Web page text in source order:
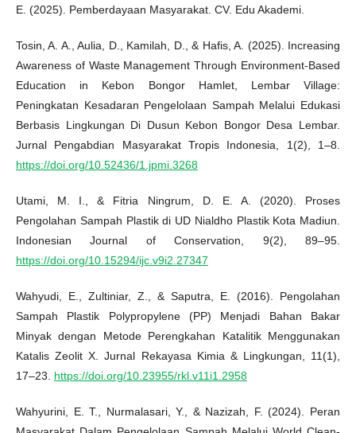
E. (2025). Pemberdayaan Masyarakat. CV. Edu Akademi.
Tosin, A. A., Aulia, D., Kamilah, D., & Hafis, A. (2025). Increasing
Awareness of Waste Management Through Environment-Based
Education in Kebon Bongor Hamlet, Lembar Village:
Peningkatan Kesadaran Pengelolaan Sampah Melalui Edukasi
Berbasis Lingkungan Di Dusun Kebon Bongor Desa Lembar.
Jurnal Pengabdian Masyarakat Tropis Indonesia, 1(2), 1–8.
https://doi.org/10.52436/1.jpmi.3268
Utami, M. I., & Fitria Ningrum, D. E. A. (2020). Proses
Pengolahan Sampah Plastik di UD Nialdho Plastik Kota Madiun.
Indonesian Journal of Conservation, 9(2), 89–95.
https://doi.org/10.15294/ijc.v9i2.27347
Wahyudi, E., Zultiniar, Z., & Saputra, E. (2016). Pengolahan
Sampah Plastik Polypropylene (PP) Menjadi Bahan Bakar
Minyak dengan Metode Perengkahan Katalitik Menggunakan
Katalis Zeolit X. Jurnal Rekayasa Kimia & Lingkungan, 11(1),
17–23. https://doi.org/10.23955/rkl.v11i1.2958
Wahyurini, E. T., Nurmalasari, Y., & Nazizah, F. (2024). Peran